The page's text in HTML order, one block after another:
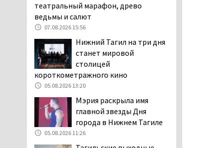
06.08.2026 11:41
«Я уверен, это бельевая
вошь». Родители 10-
летней девочки
пожаловались на кровососущих
паразитов, которые искусали их
ребёнка в детской больнице
Нижнего Тагила
Директора уральского
предприятия по
производству дронов
театральный марафон, древо
ведьмы и салют
07.08.2026 15:56
Нижний Тагил на три дня
станет мировой
столицей
короткометражного кино
05.08.2026 13:20
Мэрия раскрыла имя
главной звезды Дня
города в Нижнем Тагиле
05.08.2026 11:26